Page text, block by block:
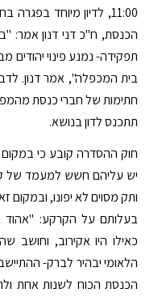
11:00, לדיון מיוחד
הכנסת, ח"כ דני דנון
תפקידה- נמנע פינוי יהודים
חתימות של חברי כנסת
תתכנס לדון בנושא.
חוק ההסדרה קובע כי במקום
יש עליהם חשש למעמד של
ותק מסוים לא יפונו, ובמקום
בעלותם על הקרקע: "אהוד
כאילו היו אקירוב, וחושב
הלאומי יבהיר לברק-
הכנסת הכוח לשנות אחת